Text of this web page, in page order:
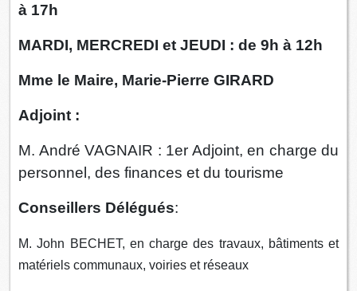
à 17h
MARDI, MERCREDI et JEUDI : de 9h à 12h
Mme le Maire, Marie-Pierre GIRARD
Adjoint :
M. André VAGNAIR : 1er Adjoint, en charge du
personnel, des finances et du tourisme
Conseillers Délégués:
M. John BECHET, en charge des travaux, bâtiments et
matériels communaux, voiries et réseaux